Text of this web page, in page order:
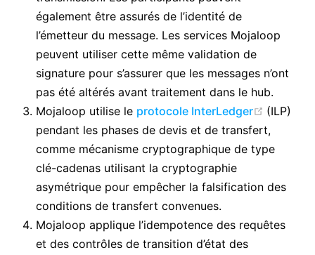
également être assurés de l’identité de
l’émetteur du message. Les services Mojaloop
peuvent utiliser cette même validation de
signature pour s’assurer que les messages n’ont
pas été altérés avant traitement dans le hub.
Mojaloop utilise le protocole InterLedger (opens
(ILP)
pendant les phases de devis et de transfert,
comme mécanisme cryptographique de type
clé-cadenas utilisant la cryptographie
asymétrique pour empêcher la falsification des
conditions de transfert convenues.
Mojaloop applique l’idempotence des requêtes
et des contrôles de transition d’état des